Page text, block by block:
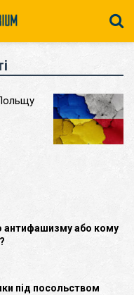
антифашизму або кому
під посольством